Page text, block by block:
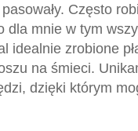
Często
dla mnie w tym
idealnie zrobione
na śmieci.
dzięki którym